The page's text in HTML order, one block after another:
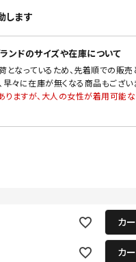
します
ンドのサイズや在庫について
なっているため、先着順での販売
々に在庫が無くなる商品もござい
りますが、大人の女性が着用可能
カ
カ